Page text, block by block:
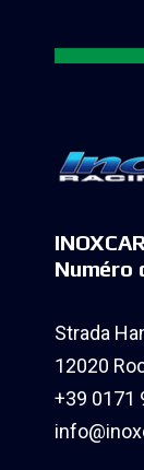
Numéro
Strada
12020
+39 0171